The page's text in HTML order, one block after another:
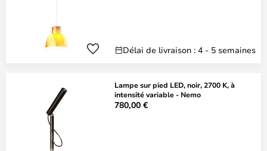
Délai de livraison : 4 - 5 semaines
Lampe sur pied LED, noir, 2700 K, à
intensité variable - Nemo
780,00 €